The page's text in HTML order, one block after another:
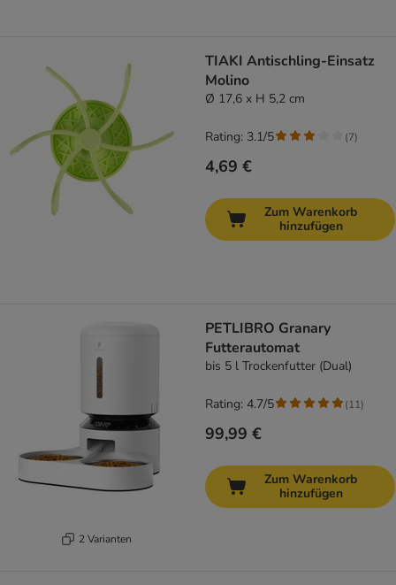
TIAKI Antischling-Einsatz
Molino
Ø 17,6 x H 5,2 cm
4,69 €
Rating: 3.1/5 (7)
Zum Warenkorb
hinzufügen
2 Varianten
PETLIBRO Granary
Futterautomat
bis 5 l Trockenfutter (Dual)
99,99 €
Rating: 4.7/5 (11)
Zum Warenkorb
hinzufügen